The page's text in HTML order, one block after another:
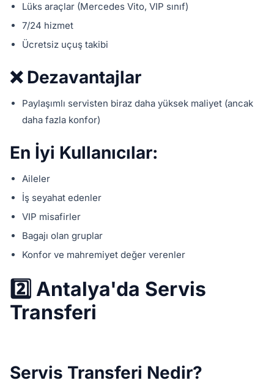
Lüks araçlar (Mercedes Vito, VIP sınıf)
7/24 hizmet
Ücretsiz uçuş takibi
❌ Dezavantajlar
Paylaşımlı servisten biraz daha yüksek maliyet (ancak
daha fazla konfor)
En İyi Kullanıcılar:
Aileler
İş seyahat edenler
VIP misafirler
Bagajı olan gruplar
Konfor ve mahremiyet değer verenler
2️⃣ Antalya'da Servis
Transferi
Servis Transferi Nedir?